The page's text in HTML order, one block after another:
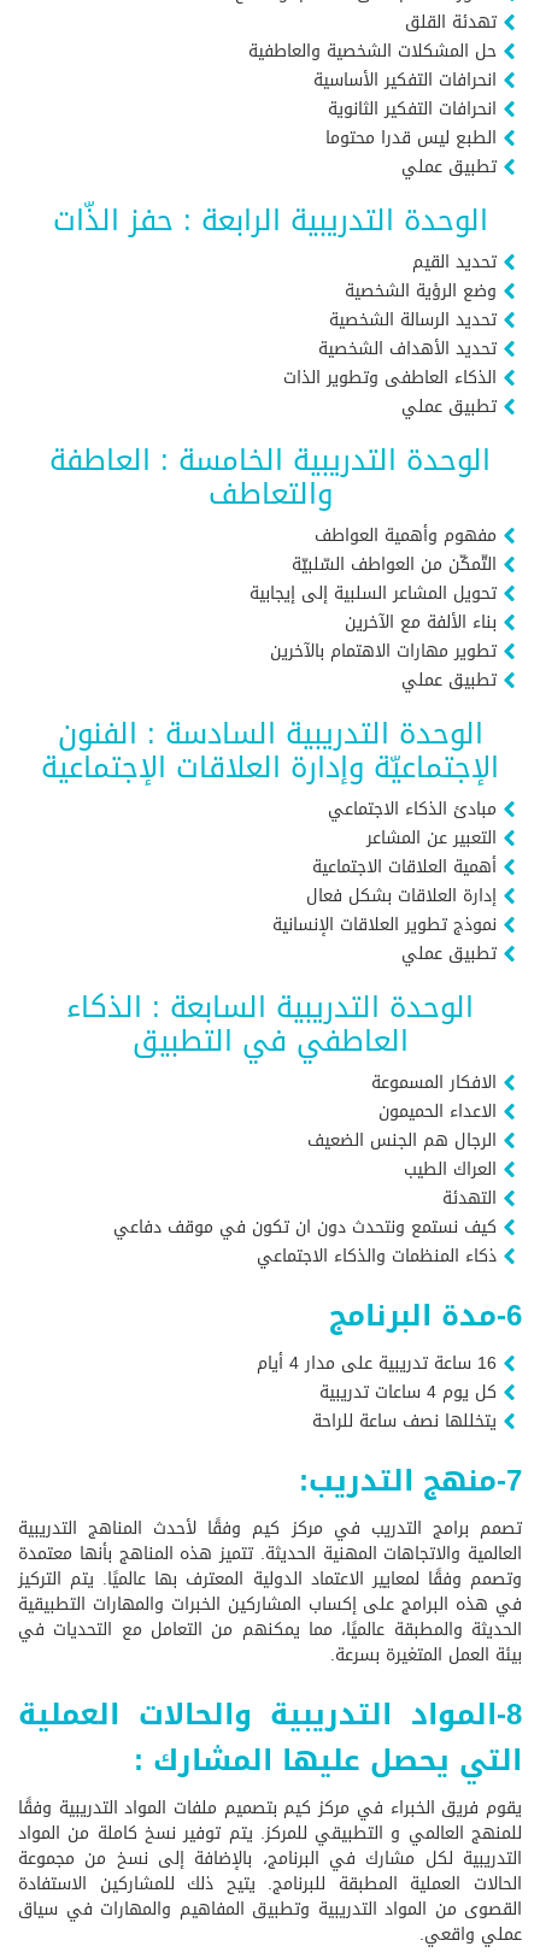
تهدئة القلق
حل المشكلات الشخصية والعاطفية
انحرافات التفكير الأساسية
انحرافات التفكير الثانوية
الطبع ليس قدرا محتوما
تطبيق عملي
الوحدة التدريبية الرابعة : حفز الذّات
تحديد القيم
وضع الرؤية الشخصية
تحديد الرسالة الشخصية
تحديد الأهداف الشخصية
الذكاء العاطفى وتطوير الذات
تطبيق عملي
الوحدة التدريبية الخامسة : العاطفة
والتعاطف
مفهوم وأهمية العواطف
التّمكّن من العواطف السّلبيّة
تحويل المشاعر السلبية إلى إيجابية
بناء الألفة مع الآخرين
تطوير مهارات الاهتمام بالآخرين
تطبيق عملي
الوحدة التدريبية السادسة : الفنون
الإجتماعيّة وإدارة العلاقات الإجتماعية
مبادئ الذكاء الاجتماعي
التعبير عن المشاعر
أهمية العلاقات الاجتماعية
إدارة العلاقات بشكل فعال
نموذج تطوير العلاقات الإنسانية
تطبيق عملي
الوحدة التدريبية السابعة : الذكاء
العاطفي في التطبيق
الافكار المسموعة
الاعداء الحميمون
الرجال هم الجنس الضعيف
العراك الطيب
التهدئة
كيف نستمع ونتحدث دون ان تكون في موقف دفاعي
ذكاء المنظمات والذكاء الاجتماعي
6-مدة البرنامج
16 ساعة تدريبية على مدار 4 أيام
كل يوم 4 ساعات تدريبية
يتخللها نصف ساعة للراحة
7-منهج التدريب:
تصمم برامج التدريب في مركز كيم وفقًا لأحدث المناهج التدريبية
العالمية والاتجاهات المهنية الحديثة. تتميز هذه المناهج بأنها معتمدة
وتصمم وفقًا لمعايير الاعتماد الدولية المعترف بها عالميًا. يتم التركيز
في هذه البرامج على إكساب المشاركين الخبرات والمهارات التطبيقية
الحديثة والمطبقة عالميًا، مما يمكنهم من التعامل مع التحديات في
بيئة العمل المتغيرة بسرعة.
8-المواد التدريبية والحالات العملية
التي يحصل عليها المشارك :
يقوم فريق الخبراء في مركز كيم بتصميم ملفات المواد التدريبية وفقًا
للمنهج العالمي و التطبيقي للمركز. يتم توفير نسخ كاملة من المواد
التدريبية لكل مشارك في البرنامج، بالإضافة إلى نسخ من مجموعة
الحالات العملية المطبقة للبرنامج. يتيح ذلك للمشاركين الاستفادة
القصوى من المواد التدريبية وتطبيق المفاهيم والمهارات في سياق
عملي واقعي.